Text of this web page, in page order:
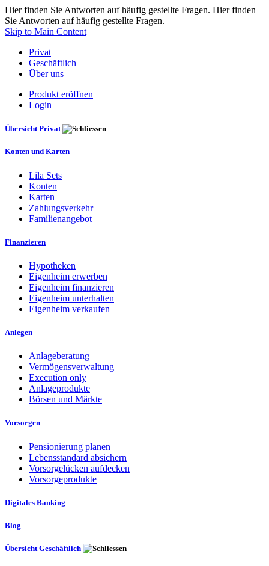
Hier finden Sie Antworten auf häufig gestellte Fragen. Hier finden
Sie Antworten auf häufig gestellte Fragen.
Skip to Main Content
Privat
Geschäftlich
Über uns
Produkt eröffnen
Login
Übersicht Privat
Konten und Karten
Lila Sets
Konten
Karten
Zahlungsverkehr
Familienangebot
Finanzieren
Hypotheken
Eigenheim erwerben
Eigenheim finanzieren
Eigenheim unterhalten
Eigenheim verkaufen
Anlegen
Anlageberatung
Vermögensverwaltung
Execution only
Anlageprodukte
Börsen und Märkte
Vorsorgen
Pensionierung planen
Lebensstandard absichern
Vorsorgelücken aufdecken
Vorsorgeprodukte
Digitales Banking
Blog
Übersicht Geschäftlich